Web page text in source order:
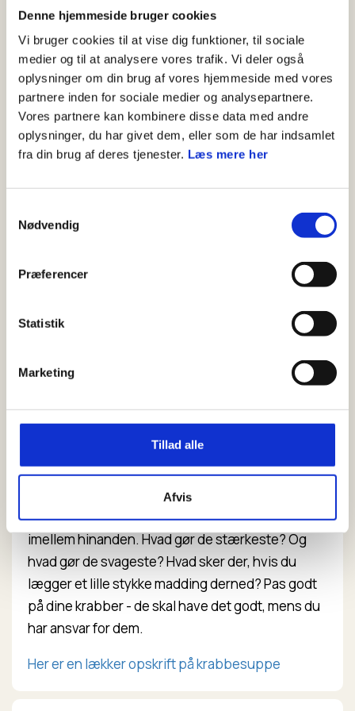
Denne hjemmeside bruger cookies
Vi bruger cookies til at vise dig funktioner, til sociale
medier og til at analysere vores trafik. Vi deler også
oplysninger om din brug af vores hjemmeside med vores
partnere inden for sociale medier og analysepartnere.
Vores partnere kan kombinere disse data med andre
oplysninger, du har givet dem, eller som de har indsamlet
fra din brug af deres tjenester. Læs mere her
Nødvendig
Præferencer
Statistik
Marketing
Tillad alle
Afvis
tang - og er lette at fange fra en bådebro. Det er
tit strandkrabber, du fanger ved kysten.
Madding
Krabber er nærmest altædende. Derfor kan du
fange dem med mange forskellige typer af
madding. Du kan bruge pølse eller skinke fra din
krabbens naturlige føde.
Fisk med krabbefangeren efter krabber under en
badebro - eller mellem store sten. Krabberne kan
lugte kødet som sidder i klemmen - og vil komme
frem og tage fat i det med deres klosakse. Hejs og
løft roligt både krabbe og klemme op gennem
et net - eller løft den hele vejen op i en spand.
Du kan let have flere krabber i samme spand.
Læg mærke til, hvordan de bevæger sig rundt
imellem hinanden. Hvad gør de stærkeste? Og
hvad gør de svageste? Hvad sker der, hvis du
lægger et lille stykke madding derned? Pas godt
på dine krabber - de skal have det godt, mens du
har ansvar for dem.
Her er en lækker opskrift på krabbesuppe